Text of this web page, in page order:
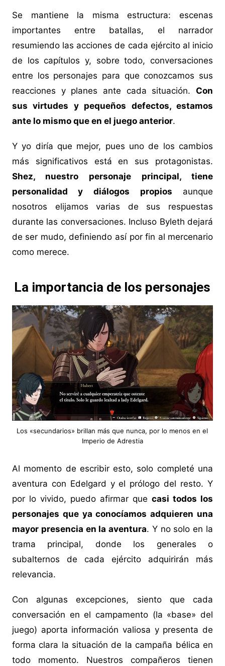
Se mantiene la misma estructura: escenas
importantes entre batallas, el narrador
resumiendo las acciones de cada ejército al inicio
de los capítulos y, sobre todo, conversaciones
entre los personajes para que conozcamos sus
reacciones y planes ante cada situación.Con
sus virtudes y pequeños defectos, estamos
ante lo mismo que en el juego anterior.
Y yo diría que mejor, pues uno de los cambios
más significativos está en sus protagonistas.
Shez, nuestro personaje principal, tiene
personalidad y diálogos propios aunque
nosotros elijamos varias de sus respuestas
durante las conversaciones. Incluso Byleth dejará
de ser mudo, definiendo así por fin al mercenario
como merece.
La importancia de los personajes
Los «secundarios» brillan más que nunca, por lo menos en el
Imperio de Adrestia
Al momento de escribir esto, solo completé una
aventura con Edelgard y el prólogo del resto. Y
por lo vivido, puedo afirmar quecasi todos los
personajes que ya conocíamos adquieren una
mayor presencia en la aventura. Y no solo en la
trama principal, donde los generales o
subalternos de cada ejército adquirirán más
relevancia.
Con algunas excepciones, siento que cada
conversación en el campamento (la «base» del
juego) aporta información valiosa y presenta de
forma clara la situación de la campaña bélica en
todo momento. Nuestros compañeros tienen